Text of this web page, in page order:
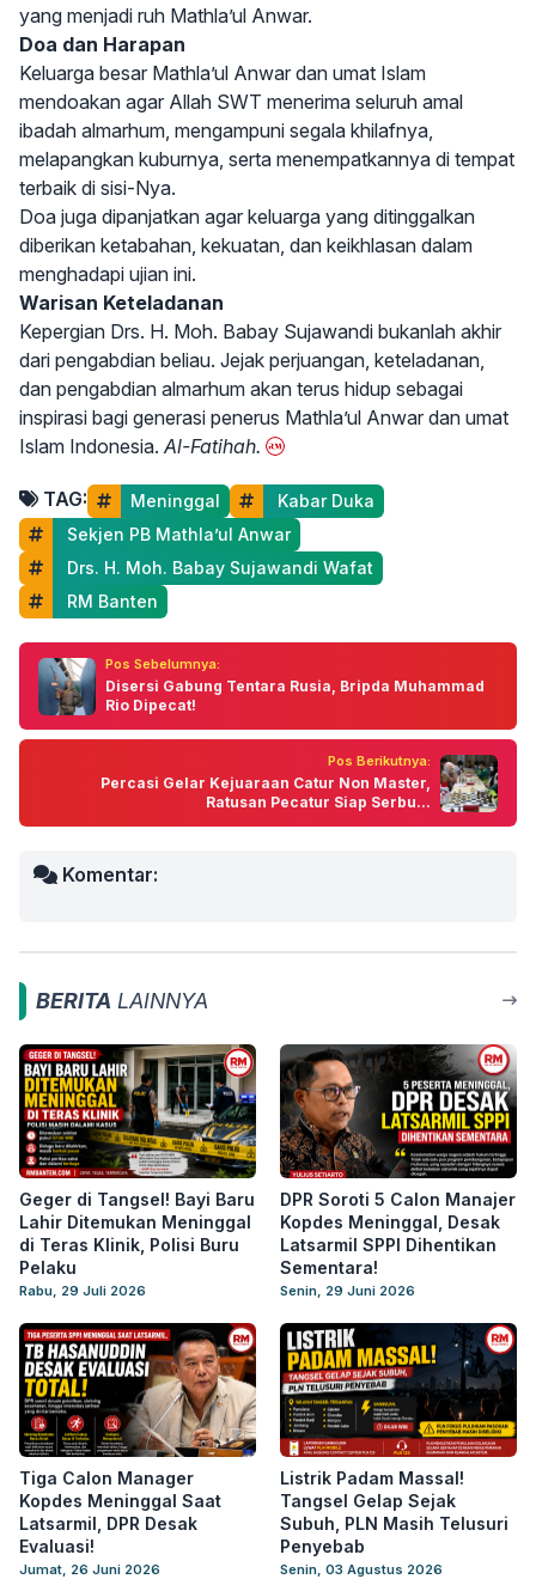
yang menjadi ruh Mathla’ul Anwar.
Doa dan Harapan
Keluarga besar Mathla’ul Anwar dan umat Islam
mendoakan agar Allah SWT menerima seluruh amal
ibadah almarhum, mengampuni segala khilafnya,
melapangkan kuburnya, serta menempatkannya di tempat
terbaik di sisi-Nya.
Doa juga dipanjatkan agar keluarga yang ditinggalkan
diberikan ketabahan, kekuatan, dan keikhlasan dalam
menghadapi ujian ini.
Warisan Keteladanan
Kepergian Drs. H. Moh. Babay Sujawandi bukanlah akhir
dari pengabdian beliau. Jejak perjuangan, keteladanan,
dan pengabdian almarhum akan terus hidup sebagai
inspirasi bagi generasi penerus Mathla’ul Anwar dan umat
Islam Indonesia.Al-Fatihah.
TAG: Meninggal
Kabar Duka
Sekjen PB Mathla’ul Anwar
Drs. H. Moh. Babay Sujawandi Wafat
RM Banten
Pos Sebelumnya:
Disersi Gabung Tentara Rusia, Bripda Muhammad
Rio Dipecat!
Pos Berikutnya:
Percasi Gelar Kejuaraan Catur Non Master,
Ratusan Pecatur Siap Serbu...
Komentar:
BERITA LAINNYA
Geger di Tangsel! Bayi Baru
Lahir Ditemukan Meninggal
di Teras Klinik, Polisi Buru
Pelaku
Rabu, 29 Juli 2026
DPR Soroti 5 Calon Manajer
Kopdes Meninggal, Desak
Latsarmil SPPI Dihentikan
Sementara!
Senin, 29 Juni 2026
Tiga Calon Manager
Kopdes Meninggal Saat
Latsarmil, DPR Desak
Evaluasi!
Jumat, 26 Juni 2026
Listrik Padam Massal!
Tangsel Gelap Sejak
Subuh, PLN Masih Telusuri
Penyebab
Senin, 03 Agustus 2026